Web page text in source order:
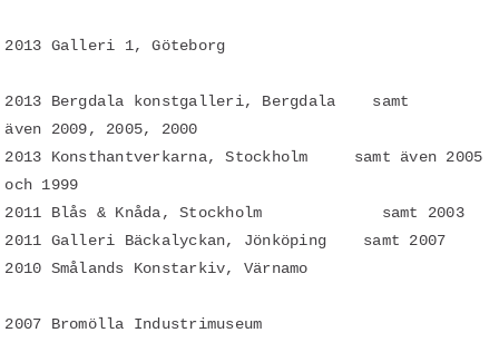
2013 Galleri 1, Göteborg
2013 Bergdala konstgalleri, Bergdala samt
även 2009, 2005, 2000
2013 Konsthantverkarna, Stockholm samt även 2005
och 1999
2011 Blås & Knåda, Stockholm samt 2003
2011 Galleri Bäckalyckan, Jönköping samt 2007
2010 Smålands Konstarkiv, Värnamo
2007 Bromölla Industrimuseum